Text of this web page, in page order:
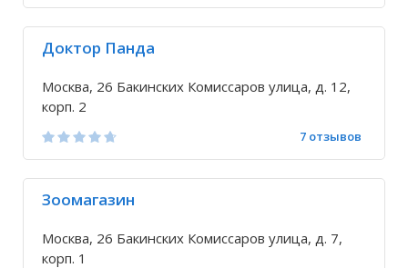
Доктор Панда
Москва, 26 Бакинских Комиссаров улица, д. 12,
корп. 2
7 отзывов
Зоомагазин
Москва, 26 Бакинских Комиссаров улица, д. 7,
корп. 1